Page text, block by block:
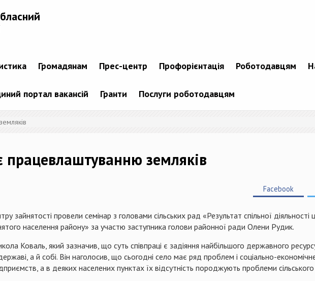
Громадянам Прес-центр Профорієнтація Роботодавцям
портал вакансій Гранти Послуги роботодавцям
працевлаштуванню земляків
Facebook
зайнятості провели семінар з головами сільських рад «Результат спільної діяльності
населення району» за участю заступника голови районної ради Олени Рудик.
Коваль, який зазначив, що суть співпраці є задіяння найбільшого державного
а й собі. Він наголосив, що сьогодні село має ряд проблем і соціально-
а в деяких населених пунктах їх відсутність породжують проблеми